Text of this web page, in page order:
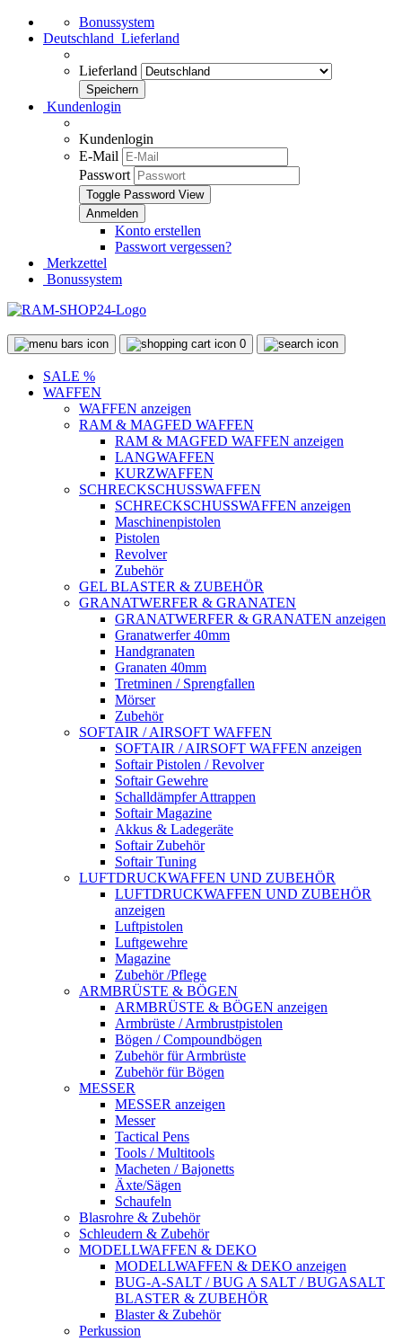
Bonussystem
Deutschland Lieferland
Lieferland
Kundenlogin
Kundenlogin
E-Mail
Passwort
Toggle Password View
Konto erstellen
Passwort vergessen?
Merkzettel
Bonussystem
0
SALE %
WAFFEN
WAFFEN anzeigen
RAM & MAGFED WAFFEN
RAM & MAGFED WAFFEN anzeigen
LANGWAFFEN
KURZWAFFEN
SCHRECKSCHUSSWAFFEN
SCHRECKSCHUSSWAFFEN anzeigen
Maschinenpistolen
Pistolen
Revolver
Zubehör
GEL BLASTER & ZUBEHÖR
GRANATWERFER & GRANATEN
GRANATWERFER & GRANATEN anzeigen
Granatwerfer 40mm
Handgranaten
Granaten 40mm
Tretminen / Sprengfallen
Mörser
Zubehör
SOFTAIR / AIRSOFT WAFFEN
SOFTAIR / AIRSOFT WAFFEN anzeigen
Softair Pistolen / Revolver
Softair Gewehre
Schalldämpfer Attrappen
Softair Magazine
Akkus & Ladegeräte
Softair Zubehör
Softair Tuning
LUFTDRUCKWAFFEN UND ZUBEHÖR
LUFTDRUCKWAFFEN UND ZUBEHÖR
anzeigen
Luftpistolen
Luftgewehre
Magazine
Zubehör /Pflege
ARMBRÜSTE & BÖGEN
ARMBRÜSTE & BÖGEN anzeigen
Armbrüste / Armbrustpistolen
Bögen / Compoundbögen
Zubehör für Armbrüste
Zubehör für Bögen
MESSER
MESSER anzeigen
Messer
Tactical Pens
Tools / Multitools
Macheten / Bajonetts
Äxte/Sägen
Schaufeln
Blasrohre & Zubehör
Schleudern & Zubehör
MODELLWAFFEN & DEKO
MODELLWAFFEN & DEKO anzeigen
BUG-A-SALT / BUG A SALT / BUGASALT
BLASTER & ZUBEHÖR
Blaster & Zubehör
Perkussion